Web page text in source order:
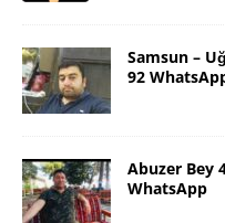
Samsun –
92
Abuzer Bey
WhatsApp